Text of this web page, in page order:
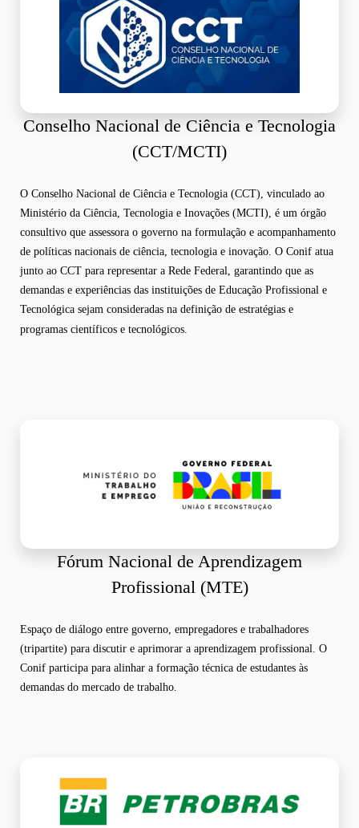
Conselho Nacional de Ciência e Tecnologia
(CCT/MCTI)
O Conselho Nacional de Ciência e Tecnologia (CCT), vinculado ao
Ministério da Ciência, Tecnologia e Inovações (MCTI), é um órgão
consultivo que assessora o governo na formulação e acompanhamento
de políticas nacionais de ciência, tecnologia e inovação. O Conif atua
junto ao CCT para representar a Rede Federal, garantindo que as
demandas e experiências das instituições de Educação Profissional e
Tecnológica sejam consideradas na definição de estratégias e
programas científicos e tecnológicos.
Fórum Nacional de Aprendizagem
Profissional (MTE)
Espaço de diálogo entre governo, empregadores e trabalhadores
(tripartite) para discutir e aprimorar a aprendizagem profissional. O
Conif participa para alinhar a formação técnica de estudantes às
demandas do mercado de trabalho.